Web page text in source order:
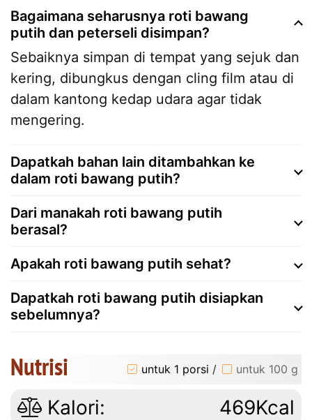
Bagaimana seharusnya roti bawang
putih dan peterseli disimpan?
Sebaiknya simpan di tempat yang sejuk dan
kering, dibungkus dengan cling film atau di
dalam kantong kedap udara agar tidak
mengering.
Dapatkah bahan lain ditambahkan ke
dalam roti bawang putih?
Dari manakah roti bawang putih
berasal?
Apakah roti bawang putih sehat?
Dapatkah roti bawang putih disiapkan
sebelumnya?
Nutrisi untuk 1 porsi / untuk 100 g
Kalori: 469Kcal